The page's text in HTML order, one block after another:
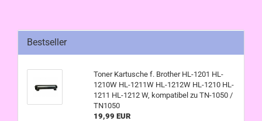
Bestseller
Toner Kartusche f. Brother HL-1201 HL-
1210W HL-1211W HL-1212W HL-1210 HL-
1211 HL-1212 W, kompatibel zu TN-1050 /
TN1050
19,99 EUR